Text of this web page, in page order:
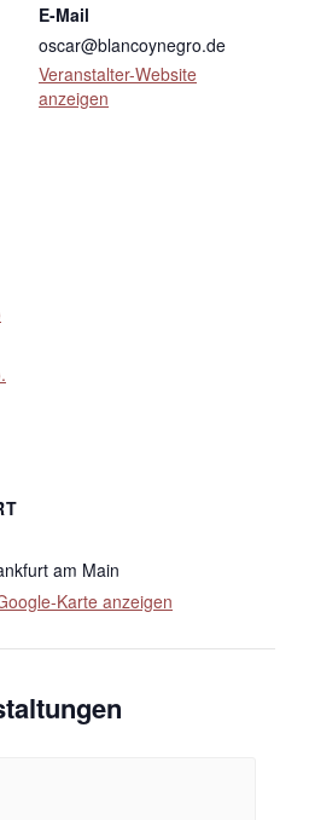
E-Mail
oscar@blancoynegro.de
Veranstalter-Website
anzeigen
am Main
Karte anzeigen